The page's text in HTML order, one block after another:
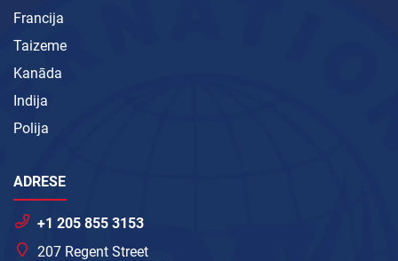
Francija
Taizeme
Kanāda
Indija
Polija
ADRESE
+1 205 855 3153
207 Regent Street